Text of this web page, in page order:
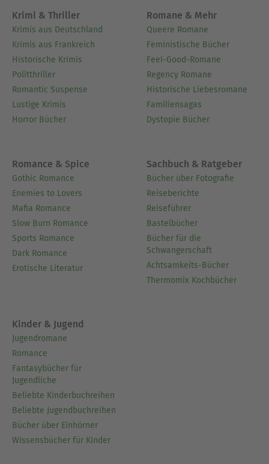
Krimi & Thriller
Krimis aus Deutschland
Krimis aus Frankreich
Historische Krimis
Politthriller
Romantic Suspense
Lustige Krimis
Horror Bücher
Romane & Mehr
Queere Romane
Feministische Bücher
Feel-Good-Romane
Regency Romane
Historische Liebesromane
Familiensagas
Dystopie Bücher
Romance & Spice
Gothic Romance
Enemies to Lovers
Mafia Romance
Slow Burn Romance
Sports Romance
Dark Romance
Erotische Literatur
Sachbuch & Ratgeber
Bücher über Fotografie
Reiseberichte
Reiseführer
Bastelbücher
Bücher für die
Schwangerschaft
Achtsamkeits-Bücher
Thermomix Kochbücher
Kinder & Jugend
Jugendromane
Romance
Fantasybücher für
Jugendliche
Beliebte Kinderbuchreihen
Beliebte Jugendbuchreihen
Bücher über Einhörner
Wissensbücher für Kinder